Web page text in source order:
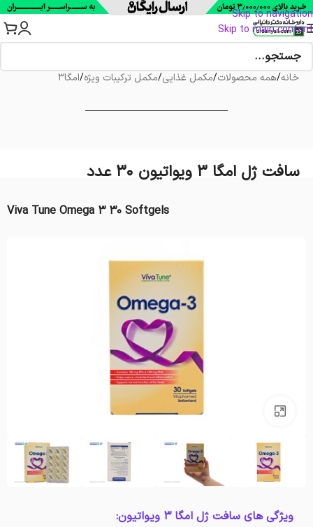
Skip to navigation
Skip to main content
خانه/همه محصولات/مکمل غذایی/مکمل ترکیبات ویژه/امگا3
سافت ژل امگا 3 ویواتیون 30 عدد
Viva Tune Omega 3 30 Softgels
بزرگنمایی تصویر
ویژگی های سافت ژل امگا 3 ویواتیون: